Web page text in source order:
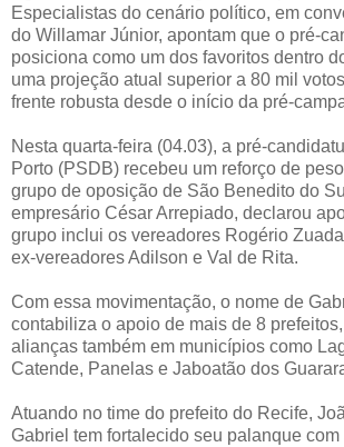
Especialistas do cenário político, em
do Willamar Júnior, apontam que o pré-
posiciona como um dos favoritos dentro
uma projeção atual superior a 80 mil
frente robusta desde o início da pré-
Nesta quarta-feira (04.03), a pré-
Porto (PSDB) recebeu um reforço de
grupo de oposição de São Benedito do
empresário César Arrepiado, declarou
grupo inclui os vereadores Rogério
ex-vereadores Adilson e Val de Rita.
Com essa movimentação, o nome de
contabiliza o apoio de mais de 8
alianças também em municípios como
Catende, Panelas e Jaboatão dos
Atuando no time do prefeito do Recife,
Gabriel tem fortalecido seu palanque